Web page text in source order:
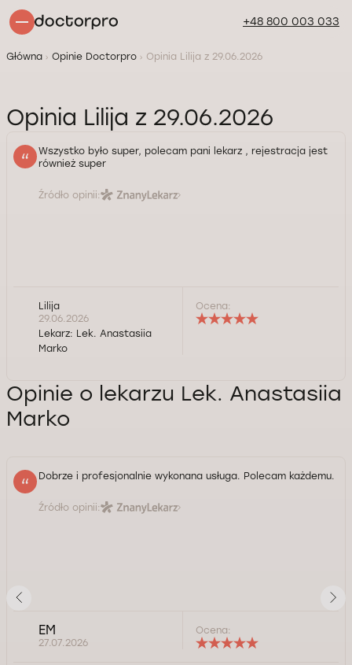
+48 800 003 033
Główna Opinie Doctorpro Opinia Lilija z 29.06.2026
Opinia Lilija z 29.06.2026
Wszystko było super, polecam pani lekarz , rejestracja jest
również super
Źródło opinii:
Lilija
29.06.2026
Lekarz: Lek. Anastasiia
Marko
Ocena:
Opinie o lekarzu Lek. Anastasiia
Marko
Dobrze i profesjonalnie wykonana usługa. Polecam każdemu.
Źródło opinii:
EM
27.07.2026
Ocena: